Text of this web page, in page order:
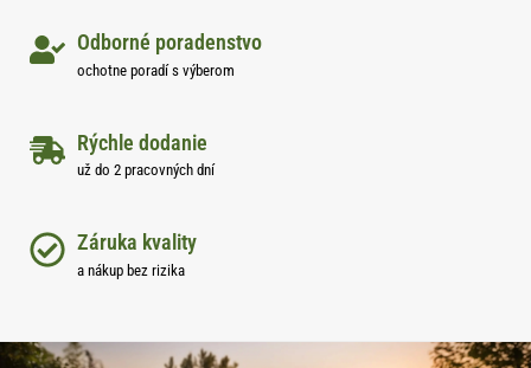
Odborné poradenstvo
ochotne poradí s výberom
Rýchle dodanie
už do 2 pracovných dní
Záruka kvality
a nákup bez rizika